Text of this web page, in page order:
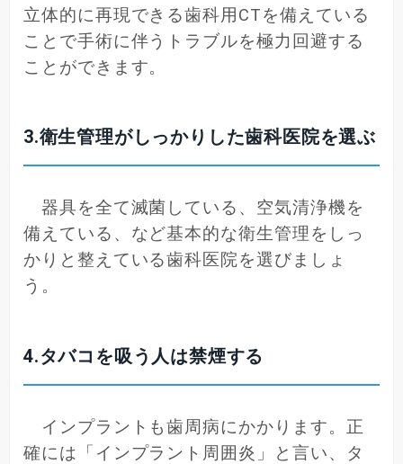
立体的に再現できる歯科用CTを備えている
ことで手術に伴うトラブルを極力回避する
ことができます。
3.衛生管理がしっかりした歯科医院を選ぶ
器具を全て滅菌している、空気清浄機を
備えている、など基本的な衛生管理をしっ
かりと整えている歯科医院を選びましょ
う。
4.タバコを吸う人は禁煙する
インプラントも歯周病にかかります。正
確には「インプラント周囲炎」と言い、タ